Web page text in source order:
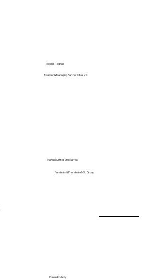
Eduardo Marty
Nicolás Tognalli
Founder & Managing Partner Cites VC
Manuel Santos Uribelarrea
Fundador & Presidente MSU Group